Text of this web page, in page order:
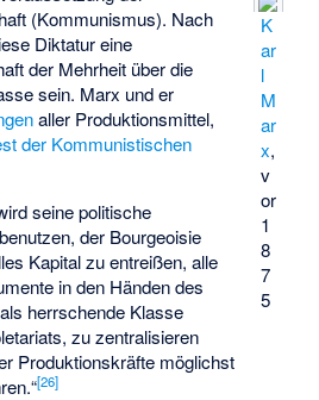
K
ar
l
M
ar
x,
v
or
1
8
7
5
(Kommunismus). Nach
Diktatur eine
der Mehrheit über die
sein. Marx und er
aller Produktionsmittel,
der Kommunistischen
seine politische
der Bourgeoisie
Kapital zu entreißen, alle
in den Händen des
herrschende Klasse
zu zentralisieren
Produktionskräfte möglichst
[26]